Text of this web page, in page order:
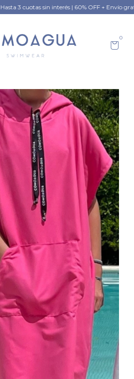
sin interés | 60% OFF + Envío gratis a
0